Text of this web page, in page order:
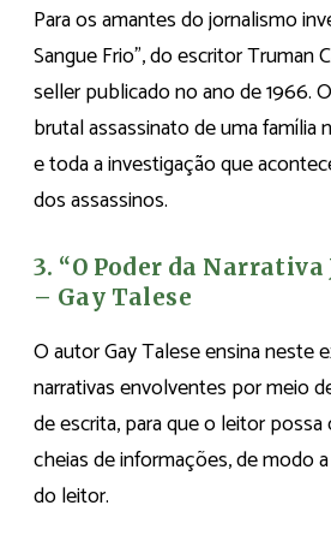
Para os amantes do jornalismo
Sangue Frio”, do escritor Truman
seller publicado no ano de 1966.
brutal assassinato de uma família
e toda a investigação que
dos assassinos.
3. “O Poder da
– Gay Talese
O autor Gay Talese ensina neste
narrativas envolventes por meio
de escrita, para que o leitor
cheias de informações, de modo
do leitor.